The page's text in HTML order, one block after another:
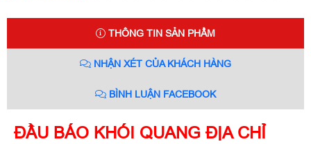
THÔNG TIN SẢN PHẨM
NHẬN XÉT CỦA KHÁCH HÀNG
BÌNH LUẬN FACEBOOK
ĐẦU BÁO KHÓI QUANG ĐỊA CHỈ